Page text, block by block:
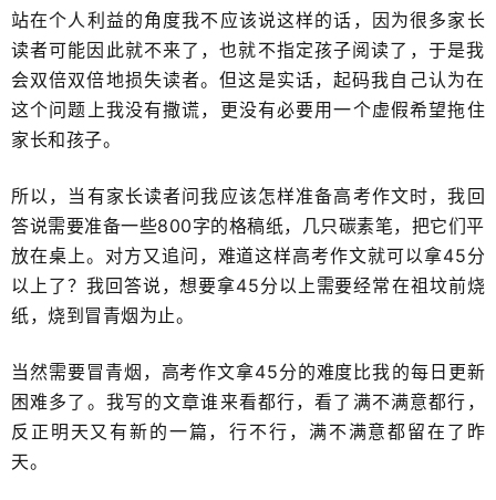
站在个人利益的角度我不应该说这样的话，因为很多家长
读者可能因此就不来了，也就不指定孩子阅读了，​于是我
会双倍双倍地损失读者。但这是实话，起码我自己认为在​
这个问题上我没有撒谎，更没有必要用一个虚假希望拖住
家长和孩子。
所以，当有家长读者问我应该怎样准备高考作文时，我回
答说需要准备一些800字的格稿纸，几只碳素笔，把它们​平
放在桌上。对方又追问，难道这样高考作文就可以拿​45分
以上了？我回答说，想要拿45分以上需要经常​在祖坟前烧
纸，烧到冒青烟为止。
当然需要冒青烟，高考作文拿45分的难度比我​的每日更新
困难多了。我写的文章谁来看都行，看了满不满意都行，
反正明天又有新的一篇，​行不行，满不满意都留在了昨
天。